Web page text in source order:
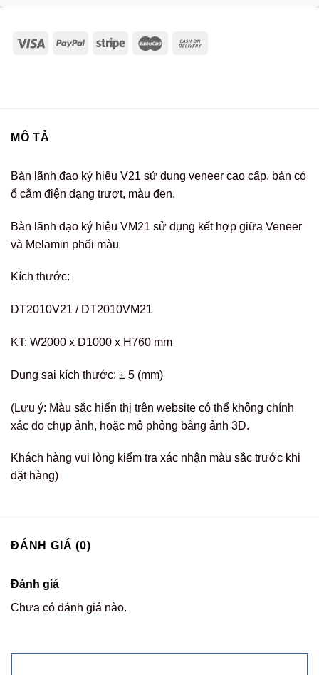
MÔ TẢ
Bàn lãnh đạo ký hiệu V21 sử dụng veneer cao cấp, bàn có
ổ cắm điện dạng trượt, màu đen.
Bàn lãnh đạo ký hiệu VM21 sử dụng kết hợp giữa Veneer
và Melamin phối màu
Kích thước:
DT2010V21 / DT2010VM21
KT: W2000 x D1000 x H760 mm
Dung sai kích thước: ± 5 (mm)
(Lưu ý: Màu sắc hiển thị trên website có thể không chính
xác do chụp ảnh, hoặc mô phỏng bằng ảnh 3D.
Khách hàng vui lòng kiểm tra xác nhận màu sắc trước khi
đặt hàng)
ĐÁNH GIÁ (0)
Đánh giá
Chưa có đánh giá nào.